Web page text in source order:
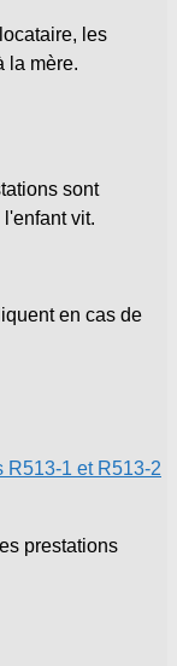
les
la mère.
sont
vit.
en cas de
R513-1 et R513-2
prestations